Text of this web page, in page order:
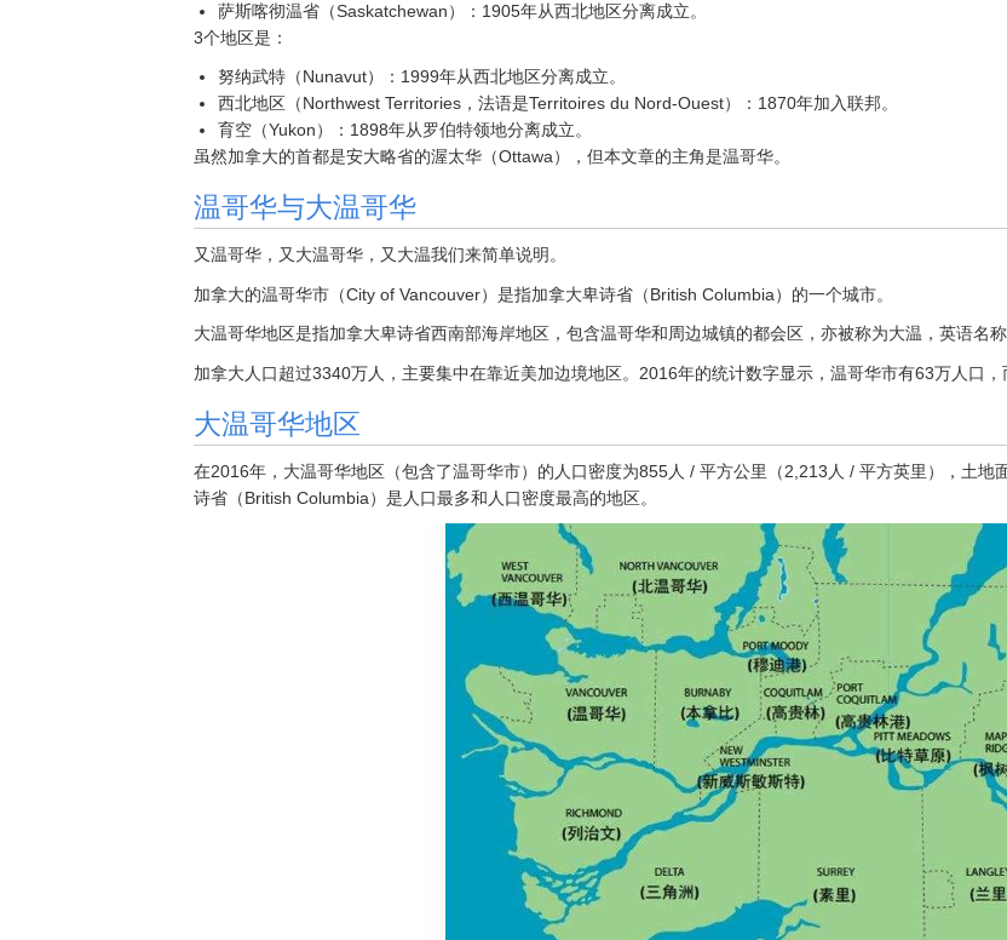
萨斯喀彻温省（Saskatchewan）：1905年从西北地区分离成立。
3个地区是：
努纳武特（Nunavut）：1999年从西北地区分离成立。
西北地区（Northwest Territories，法语是Territoires du Nord-Ouest）：1870年加入联邦。
育空（Yukon）：1898年从罗伯特领地分离成立。
虽然加拿大的首都是安大略省的渥太华（Ottawa），但本文章的主角是温哥华。
温哥华与大温哥华
又温哥华，又大温哥华，又大温我们来简单说明。
加拿大的温哥华市（City of Vancouver）是指加拿大卑诗省（British Columbia）的一个城市。
大温哥华地区是指加拿大卑诗省西南部海岸地区，包含温哥华和周边城镇的都会区，亦被称为大温，英语名
加拿大人口超过3340万人，主要集中在靠近美加边境地区。2016年的统计数字显示，温哥华市有63万人口，
大温哥华地区
在2016年，大温哥华地区（包含了温哥华市）的人口密度为855人 / 平方公里（2,213人 / 平方英里），土地
诗省（British Columbia）是人口最多和人口密度最高的地区。